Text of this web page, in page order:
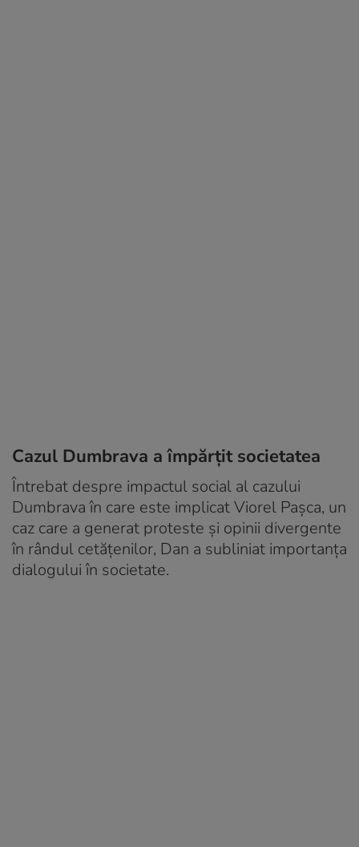
Cazul Dumbrava a împărțit societatea
Întrebat despre impactul social al cazului
Dumbrava în care este implicat Viorel Pașca, un
caz care a generat proteste și opinii divergente
în rândul cetățenilor, Dan a subliniat importanța
dialogului în societate.